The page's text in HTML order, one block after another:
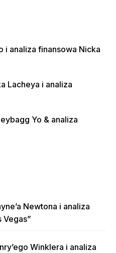
i analiza finansowa Nicka
Lacheya i analiza
Yo & analiza
Newtona i analiza
Vegas”
Winklera i analiza